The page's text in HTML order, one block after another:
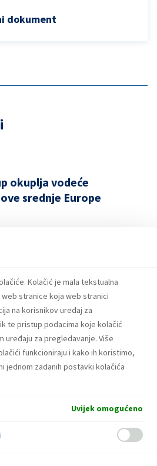
Kolačić je mala tekstualna
stranice koja web stranici
na korisnikov uređaj za
te pristup podacima koje kolačić
uređaju za pregledavanje. Više
funkcioniraju i kako ih koristimo,
jednom zadanih postavki kolačića
Uvijek omogućeno
dokument
okuplja vodeće
srednje Europe
2026.